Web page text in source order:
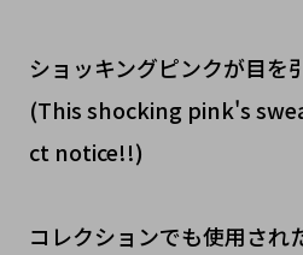
ショッキングピンクが目を
(This shocking pink's
ct notice!!)
コレクションでも使用され